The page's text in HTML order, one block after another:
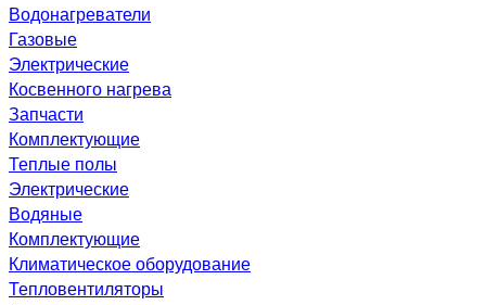
Водонагреватели
Газовые
Электрические
Косвенного нагрева
Запчасти
Комплектующие
Теплые полы
Электрические
Водяные
Комплектующие
Климатическое оборудование
Тепловентиляторы